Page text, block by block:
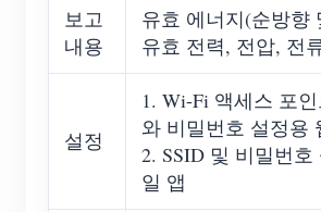
보고
내용
유효 에너지(순방향
유효 전력, 전압, 전
설정
1. Wi-Fi 액세스 포
와 비밀번호 설정용
2. SSID 및 비밀번
일 앱